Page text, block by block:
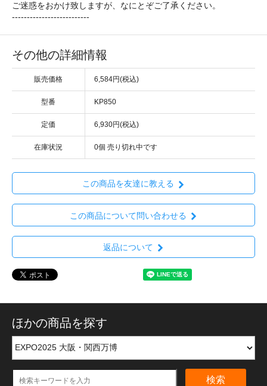
ご迷惑をおかけ致しますが、なにとぞご了承ください。
--------------------------
その他の詳細情報
販売価格 6,584円(税込)
型番 KP850
定価 6,930円(税込)
在庫状況 0個 売り切れ中です
この商品を友達に教える
この商品について問い合わせる
返品について
ほかの商品を探す
検索